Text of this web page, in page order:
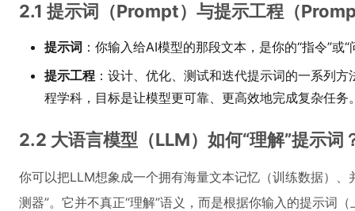
2.1 提示词（Prompt）与提示工程（
提示词 ：你输入给AI模型的那段文本，是你的“指令”或“
提示工程 ：设计、优化、测试和迭代提示词的一系列
程学科，目标是让模型更可靠、更高效地完成复杂任务
2.2 大语言模型（LLM）如何“理解”提示词
你可以把LLM想象成一个拥有海量文本记忆（训练数据）
测器”。它并不真正“理解”语义，而是根据你输入的提示词